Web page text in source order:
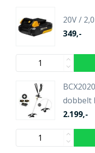
20V /
349,-
dobbelt
2.199,-